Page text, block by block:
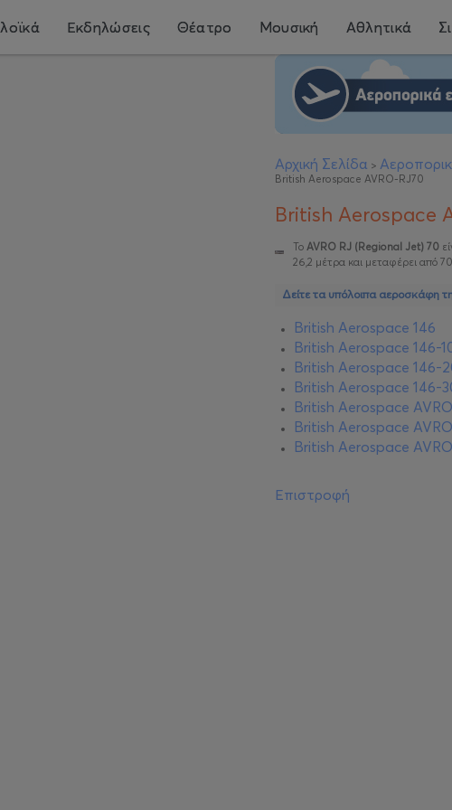
Εκδηλώσεις Θέατρο Μουσική Αθλητικά
Αρχική Σελίδα >
British Aerospace AVRO-RJ70
British Aerospace
Το AVRO RJ (Regional Jet) 70
26,2 μέτρα και μεταφέρει από
Δείτε τα υπόλοιπα αεροσκάφη
British Aerospace 146
British Aerospace 146-
British Aerospace 146-
British Aerospace 146-
British Aerospace
British Aerospace
British Aerospace
Επιστροφή